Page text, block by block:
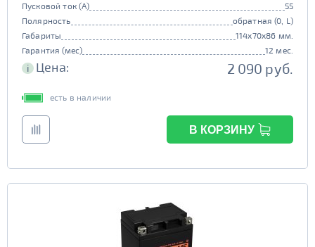
Пусковой ток (А)
55
Полярность
обратная (0, L)
Габариты
114x70x86 мм.
Гарантия (мес)
12 мес.
i Цена: 2 090 руб.
есть в наличии
В КОРЗИНУ